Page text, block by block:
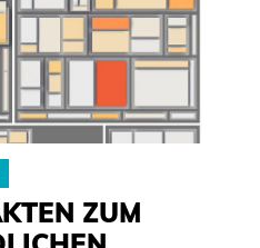
ZUM